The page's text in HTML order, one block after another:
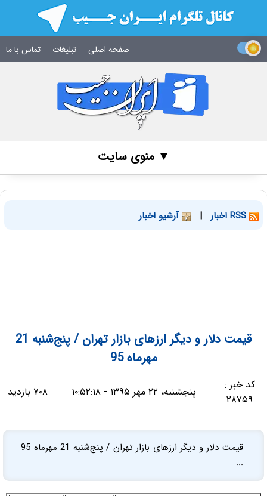
صفحه اصلی تبلیغات تماس با ما
▼ منوی سایت
| آرشیو اخبار
قیمت دلار و دیگر ارزهای بازار تهران / پنج‌شنبه 21
مهرماه 95
کد خبر :
۲۸۷۵۹
پنجشنبه، ۲۲ مهر ۱۳۹۵ - ۱۰:۵۲:۱۸ ۷۰۸ بازدید
قیمت دلار و دیگر ارزهای بازار تهران / پنج‌شنبه 21 مهرماه 95
...